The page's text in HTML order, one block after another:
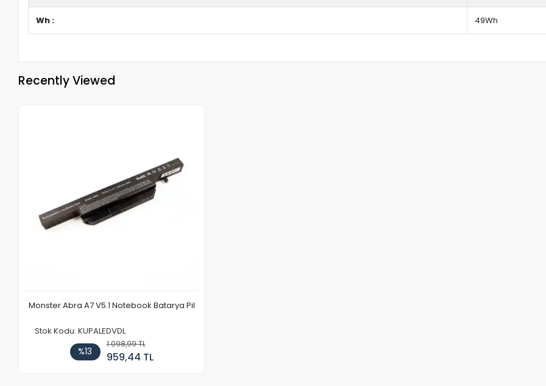
Wh : 49Wh
Recently Viewed
Monster Abra A7 V5.1 Notebook Batarya Pil
Stok Kodu: KUPALEDVDL
%13
1.098,99 TL
959,44 TL